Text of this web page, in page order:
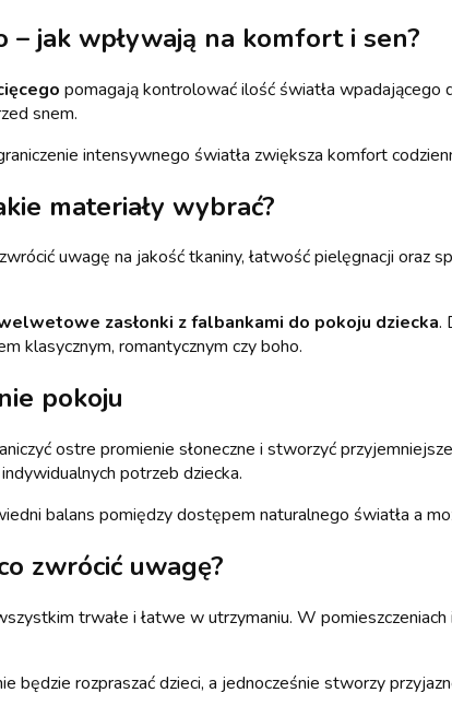
– jak wpływają na komfort i sen?
pomagają kontrolować ilość światła wpadającego
snem.
intensywnego światła zwiększa komfort
materiały wybrać?
uwagę na jakość tkaniny, łatwość pielęgnacji oraz
zasłonki z falbankami do pokoju dziecka.
klasycznym, romantycznym czy boho.
pokoju
ostre promienie słoneczne i stworzyć
potrzeb dziecka.
balans pomiędzy dostępem naturalnego światła a
zwrócić uwagę?
trwałe i łatwe w utrzymaniu. W
będzie rozpraszać dzieci, a jednocześnie stworzy